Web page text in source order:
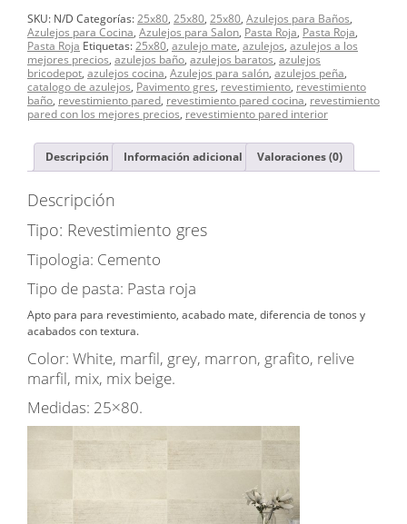
KRONOS
cantidad
SKU: N/D Categorías:25x80, 25x80, 25x80, Azulejos para Baños,
Azulejos para Cocina, Azulejos para Salon, Pasta Roja, Pasta Roja,
Pasta Roja Etiquetas:25x80, azulejo mate, azulejos, azulejos a los
mejores precios, azulejos baño, azulejos baratos, azulejos
bricodepot, azulejos cocina, Azulejos para salón, azulejos peña,
catalogo de azulejos, Pavimento gres, revestimiento, revestimiento
baño, revestimiento pared, revestimiento pared cocina, revestimiento
pared con los mejores precios, revestimiento pared interior
Descripción Información adicional Valoraciones (0)
Descripción
Tipo: Revestimiento gres
Tipologia: Cemento
Tipo de pasta: Pasta roja
Apto para para revestimiento, acabado mate, diferencia de tonos y
acabados con textura.
Color: White, marfil, grey, marron, grafito, relive
marfil, mix, mix beige.
Medidas: 25×80.